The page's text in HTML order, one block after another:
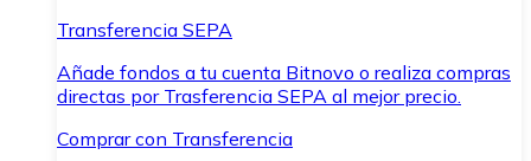
Transferencia SEPA
Añade fondos a tu cuenta Bitnovo o realiza compras
directas por Trasferencia SEPA al mejor precio.
Comprar con Transferencia